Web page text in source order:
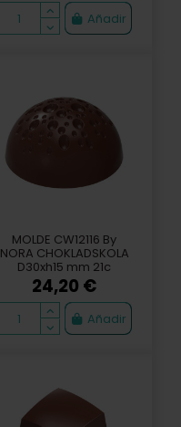
Añadir
MOLDE CW12116 By
NORA CHOKLADSKOLA
D30xh15 mm 21c
24,20 €
Añadir